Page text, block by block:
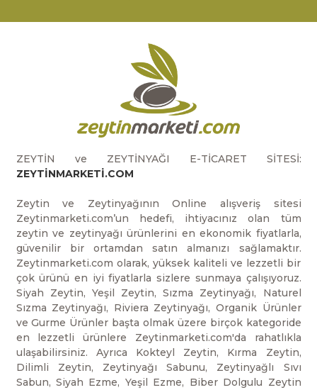
ZEYTİN ve ZEYTİNYAĞI E-TİCARET SİTESİ:
ZEYTİNMARKETİ.COM
Zeytin ve Zeytinyağının Online alışveriş sitesi
Zeytinmarketi.com’un hedefi, ihtiyacınız olan tüm
zeytin ve zeytinyağı ürünlerini en ekonomik fiyatlarla,
güvenilir bir ortamdan satın almanızı sağlamaktır.
Zeytinmarketi.com olarak, yüksek kaliteli ve lezzetli bir
çok ürünü en iyi fiyatlarla sizlere sunmaya çalışıyoruz.
Siyah Zeytin, Yeşil Zeytin, Sızma Zeytinyağı, Naturel
Sızma Zeytinyağı, Riviera Zeytinyağı, Organik Ürünler
ve Gurme Ürünler başta olmak üzere birçok kategoride
en lezzetli ürünlere Zeytinmarketi.com'da rahatlıkla
ulaşabilirsiniz. Ayrıca Kokteyl Zeytin, Kırma Zeytin,
Dilimli Zeytin, Zeytinyağı Sabunu, Zeytinyağlı Sıvı
Sabun, Siyah Ezme, Yeşil Ezme, Biber Dolgulu Zeytin